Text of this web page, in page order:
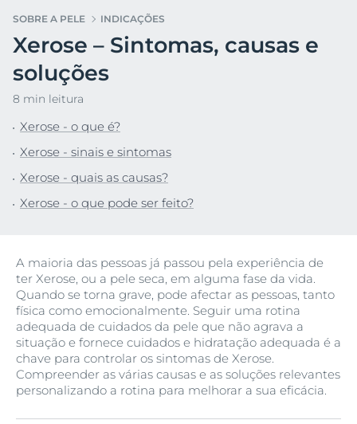
SOBRE A PELE INDICAÇÕES
Xerose – Sintomas, causas e
soluções
8 min leitura
Xerose - o que é?
Xerose - sinais e sintomas
Xerose - quais as causas?
Xerose - o que pode ser feito?
A maioria das pessoas já passou pela experiência de
ter Xerose, ou a pele seca, em alguma fase da vida.
Quando se torna grave, pode afectar as pessoas, tanto
física como emocionalmente. Seguir uma rotina
adequada de cuidados da pele que não agrava a
situação e fornece cuidados e hidratação adequada é a
chave para controlar os sintomas de Xerose.
Compreender as várias causas e as soluções relevantes
personalizando a rotina para melhorar a sua eficácia.